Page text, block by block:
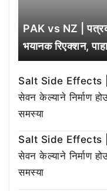
PAK vs NZ |
भयानक रिएक्शन,
Salt Side Effects |
सेवन केल्याने निर्माण
समस्या
Salt Side Effects |
सेवन केल्याने निर्माण
समस्या